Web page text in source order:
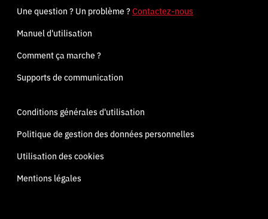
Une question ? Un problème ?Contactez-nous
Manuel d'utilisation
Comment ça marche ?
Supports de communication
Conditions générales d'utilisation
Politique de gestion des données personnelles
Utilisation des cookies
Mentions légales